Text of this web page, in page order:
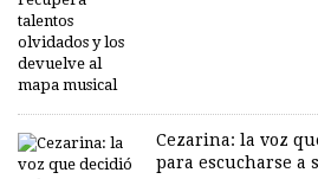
Cezarina: la voz
para escucharse a